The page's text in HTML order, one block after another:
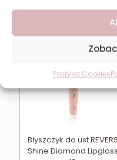
Polityka Cookies
Błyszczyk do ust REVERS
Shine Diamond Lipgloss